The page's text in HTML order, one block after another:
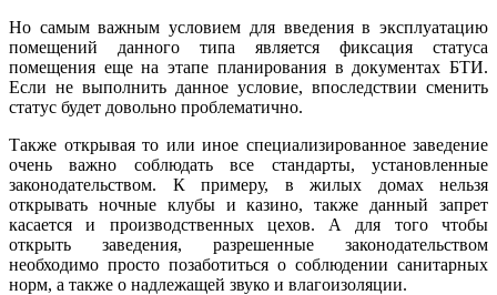
Но самым важным условием для введения в эксплуатацию
помещений данного типа является фиксация статуса
помещения еще на этапе планирования в документах БТИ.
Если не выполнить данное условие, впоследствии сменить
статус будет довольно проблематично.
Также открывая то или иное специализированное заведение
очень важно соблюдать все стандарты, установленные
законодательством. К примеру, в жилых домах нельзя
открывать ночные клубы и казино, также данный запрет
касается и производственных цехов. А для того чтобы
открыть заведения, разрешенные законодательством
необходимо просто позаботиться о соблюдении санитарных
норм, а также о надлежащей звуко и влагоизоляции.